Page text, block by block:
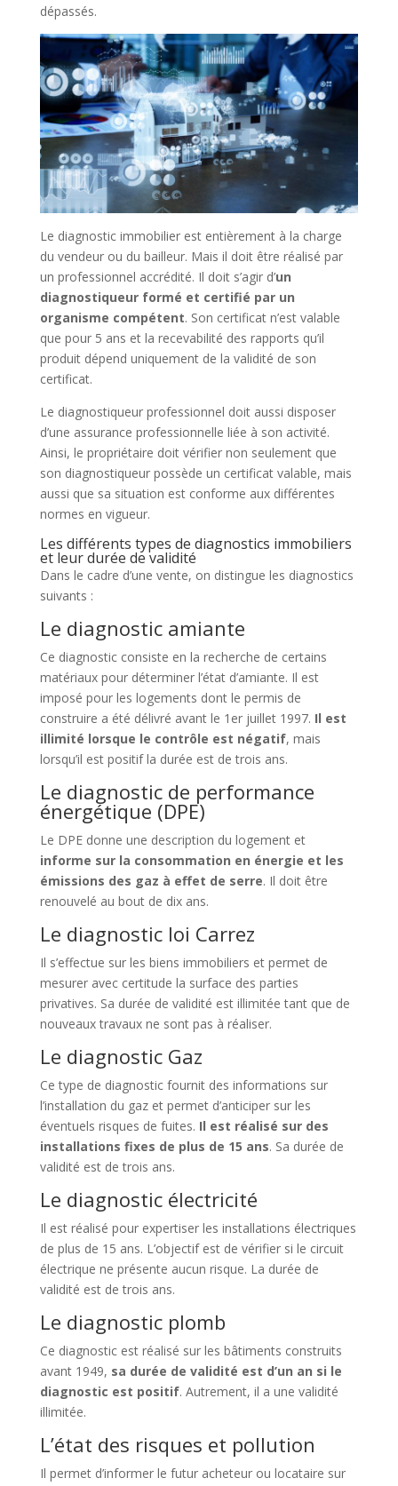
dépassés.
Le diagnostic immobilier est entièrement à la charge
du vendeur ou du bailleur. Mais il doit être réalisé par
un professionnel accrédité. Il doit s’agir d’un
diagnostiqueur formé et certifié par un
organisme compétent. Son certificat n’est valable
que pour 5 ans et la recevabilité des rapports qu’il
produit dépend uniquement de la validité de son
certificat.
Le diagnostiqueur professionnel doit aussi disposer
d’une assurance professionnelle liée à son activité.
Ainsi, le propriétaire doit vérifier non seulement que
son diagnostiqueur possède un certificat valable, mais
aussi que sa situation est conforme aux différentes
normes en vigueur.
Les différents types de diagnostics immobiliers
et leur durée de validité
Dans le cadre d’une vente, on distingue les diagnostics
suivants :
Le diagnostic amiante
Ce diagnostic consiste en la recherche de certains
matériaux pour déterminer l’état d’amiante. Il est
imposé pour les logements dont le permis de
construire a été délivré avant le 1er juillet 1997. Il est
illimité lorsque le contrôle est négatif, mais
lorsqu’il est positif la durée est de trois ans.
Le diagnostic de performance
énergétique (DPE)
Le DPE donne une description du logement et
informe sur la consommation en énergie et les
émissions des gaz à effet de serre. Il doit être
renouvelé au bout de dix ans.
Le diagnostic loi Carrez
Il s’effectue sur les biens immobiliers et permet de
mesurer avec certitude la surface des parties
privatives. Sa durée de validité est illimitée tant que de
nouveaux travaux ne sont pas à réaliser.
Le diagnostic Gaz
Ce type de diagnostic fournit des informations sur
l’installation du gaz et permet d’anticiper sur les
éventuels risques de fuites. Il est réalisé sur des
installations fixes de plus de 15 ans. Sa durée de
validité est de trois ans.
Le diagnostic électricité
Il est réalisé pour expertiser les installations électriques
de plus de 15 ans. L’objectif est de vérifier si le circuit
électrique ne présente aucun risque. La durée de
validité est de trois ans.
Le diagnostic plomb
Ce diagnostic est réalisé sur les bâtiments construits
avant 1949, sa durée de validité est d’un an si le
diagnostic est positif. Autrement, il a une validité
illimitée.
L’état des risques et pollution
Il permet d’informer le futur acheteur ou locataire sur